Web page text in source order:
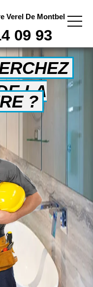
Verel De Montbel
09 93
LA
?